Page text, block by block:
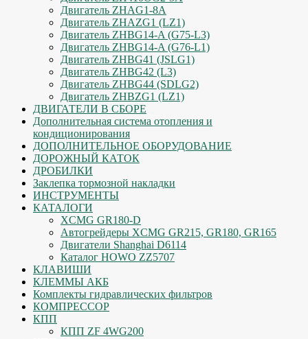
Двигатель ZHAG1-8A
Двигатель ZHAZG1 (LZ1)
Двигатель ZHBG14-A (G75-L3)
Двигатель ZHBG14-A (G76-L1)
Двигатель ZHBG41 (JSLG1)
Двигатель ZHBG42 (L3)
Двигатель ZHBG44 (SDLG2)
Двигатель ZHBZG1 (LZ1)
ДВИГАТЕЛИ В СБОРЕ
Дополнительная система отопления и
кондиционирования
ДОПОЛНИТЕЛЬНОЕ ОБОРУДОВАНИЕ
ДОРОЖНЫЙ КАТОК
ДРОБИЛКИ
Заклепка тормозной накладки
ИНСТРУМЕНТЫ
КАТАЛОГИ
XCMG GR180-D
Автогрейдеры XCMG GR215, GR180, GR165
Двигатели Shanghai D6114
Каталог HOWO ZZ5707
КЛАВИШИ
КЛЕММЫ АКБ
Комплекты гидравлических фильтров
КОМПРЕССОР
КПП
КПП ZF 4WG200